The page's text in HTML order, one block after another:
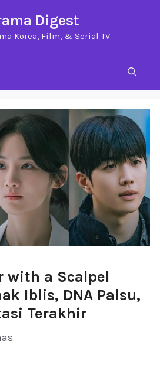
Digest
Korea, Film, & Serial TV
with a Scalpel
Iblis, DNA Palsu,
Terakhir